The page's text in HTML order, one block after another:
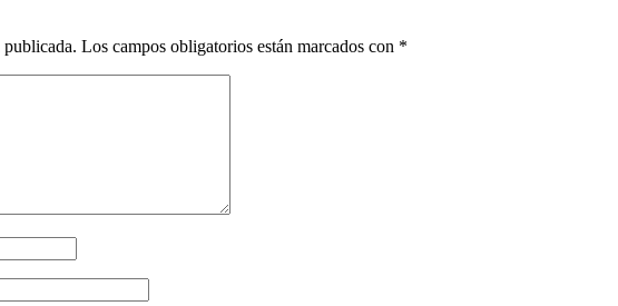
Los campos obligatorios están marcados con *